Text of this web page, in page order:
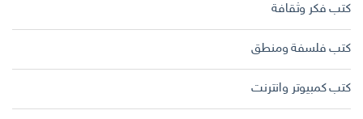
كتب فكر وثقافة
كتب فلسفة ومنطق
كتب كمبيوتر وانترنت